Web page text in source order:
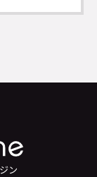
ン